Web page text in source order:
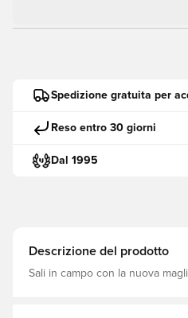
Spedizione gratuita per
Reso entro 30 giorni
Dal 1995
Descrizione del prodotto
Sali in campo con la nuova